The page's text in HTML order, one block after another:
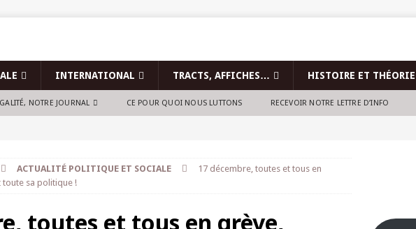
INTERNATIONAL TRACTS, AFFICHES… HISTOIRE ET THÉORIE
NOTRE JOURNAL CE POUR QUOI NOUS LUTTONS RECEVOIR NOTRE LETTRE D’INFO
ACTUALITÉ POLITIQUE ET SOCIALE
17 décembre, toutes et tous en
toute sa politique !
toutes et tous en grève,